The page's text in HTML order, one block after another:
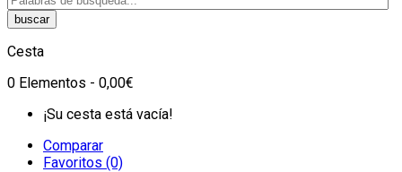
buscar
Cesta
0 Elementos - 0,00€
¡Su cesta está vacía!
Comparar
Favoritos (0)